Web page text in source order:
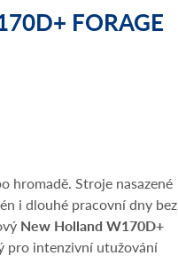
FORAGE
hromadě. Stroje nasazené
i dlouhé pracovní dny bez
New Holland W170D+
pro intenzivní utužování